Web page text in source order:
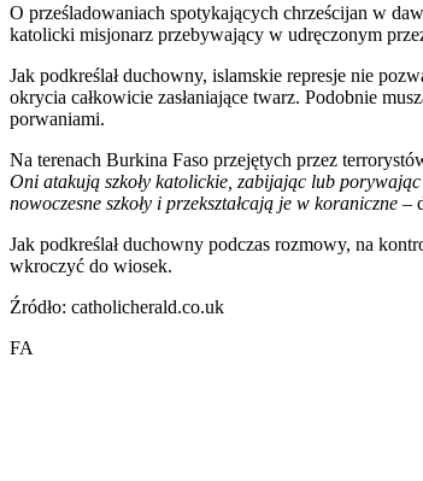
O prześladowaniach spotykających chrześcijan w
katolicki misjonarz przebywający w udręczonym
Jak podkreślał duchowny, islamskie represje nie
okrycia całkowicie zasłaniające twarz. Podobnie
porwaniami.
Na terenach Burkina Faso przejętych przez
Oni atakują szkoły katolickie, zabijając lub
nowoczesne szkoły i przekształcają je w koraniczne –
Jak podkreślał duchowny podczas rozmowy, na
wkroczyć do wiosek.
Źródło: catholicherald.co.uk
FA